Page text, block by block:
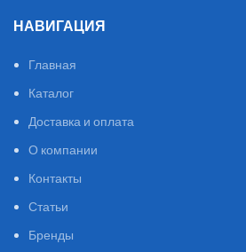
НАВИГАЦИЯ
Главная
Каталог
Доставка и оплата
О компании
Контакты
Статьи
Бренды